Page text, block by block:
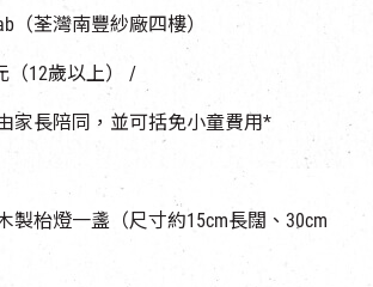
（荃灣南豐紗廠四樓）
（12歲以上） /
家長陪同，並可括免小童費用*
製枱燈一盞（尺寸約15cm長闊、30cm